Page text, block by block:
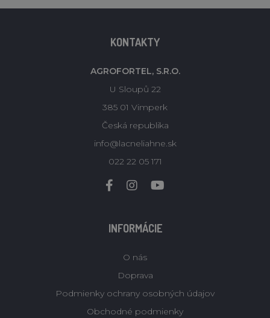
KONTAKTY
AGROFORTEL, S.R.O.
U Sloupů 22
385 01 Vimperk
Česká republika
info@lacneliahne.sk
022 22 05 171
INFORMÁCIE
O nás
Doprava
Podmienky ochrany osobných údajov
Obchodné podmienky